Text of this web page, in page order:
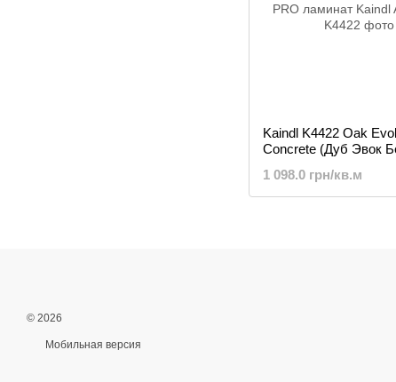
Kaindl K4422 Oak
Concrete (Дуб Эвок
1 098.0 грн/кв.м
© 2026
Мобильная версия